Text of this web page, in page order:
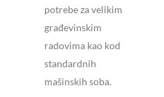
potrebe za velikim
građevinskim
radovima kao kod
standardnih
mašinskih soba.